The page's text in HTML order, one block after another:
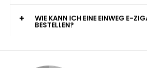
WIE KANN ICH EINE EINWEG E-
BESTELLEN?